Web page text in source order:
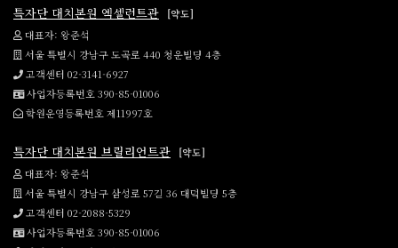
특자단 대치본원 엑셀런트관
[약도]
대표자: 왕준석
서울 특별시 강남구 도곡로 440 청운빌딩 4층
고객센터 02-3141-6927
사업자등록번호 390-85-01006
학원운영등록번호 제11997호
특자단 대치본원 브릴리언트관
[약도]
대표자: 왕준석
서울 특별시 강남구 삼성로 57길 36 대덕빌딩 5층
고객센터 02-2088-5329
사업자등록번호 390-85-01006